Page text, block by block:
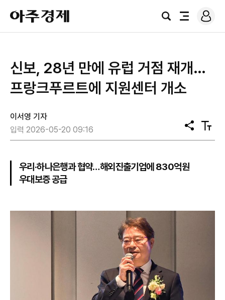
아
주
경
검
전
로
그
신보, 28년 만에 유럽 거점 재개…
프랑크푸르트에 지원센터 개소
이서영 기자
입력 2026-05-20 09:16
공
유
텍
스
우리·하나은행과 협약…해외진출기업에 830억원
우대보증 공급